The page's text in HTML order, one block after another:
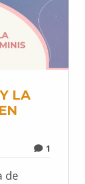
LA
1
de